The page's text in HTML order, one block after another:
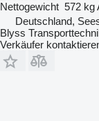
Nettogewicht 572 kg
Deutschland,
Blyss
Verkäufer